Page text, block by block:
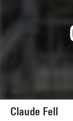
Claude Fell